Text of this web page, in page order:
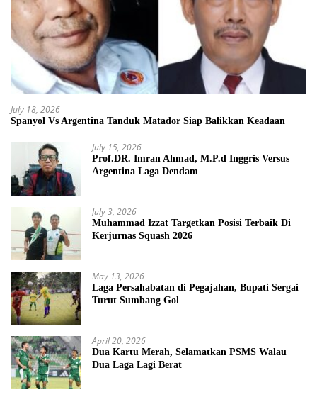
July 18, 2026
Spanyol Vs Argentina Tanduk Matador Siap Balikkan Keadaan
July 15, 2026
Prof.DR. Imran Ahmad, M.P.d Inggris Versus
Argentina Laga Dendam
July 3, 2026
Muhammad Izzat Targetkan Posisi Terbaik Di
Kerjurnas Squash 2026
May 13, 2026
Laga Persahabatan di Pegajahan, Bupati Sergai
Turut Sumbang Gol
April 20, 2026
Dua Kartu Merah, Selamatkan PSMS Walau
Dua Laga Lagi Berat